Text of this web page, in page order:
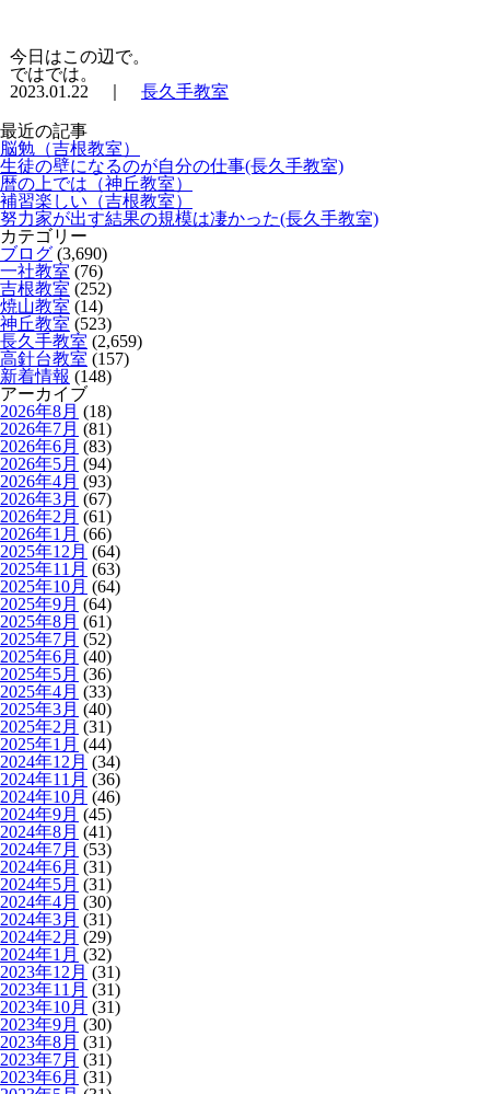
今日はこの辺で。
ではでは。
2023.01.22 ｜ 長久手教室
最近の記事
脳勉（吉根教室）
生徒の壁になるのが自分の仕事(長久手教室)
暦の上では（神丘教室）
補習楽しい（吉根教室）
努力家が出す結果の規模は凄かった(長久手教室)
カテゴリー
ブログ (3,690)
一社教室 (76)
吉根教室 (252)
焼山教室 (14)
神丘教室 (523)
長久手教室 (2,659)
高針台教室 (157)
新着情報 (148)
アーカイブ
2026年8月 (18)
2026年7月 (81)
2026年6月 (83)
2026年5月 (94)
2026年4月 (93)
2026年3月 (67)
2026年2月 (61)
2026年1月 (66)
2025年12月 (64)
2025年11月 (63)
2025年10月 (64)
2025年9月 (64)
2025年8月 (61)
2025年7月 (52)
2025年6月 (40)
2025年5月 (36)
2025年4月 (33)
2025年3月 (40)
2025年2月 (31)
2025年1月 (44)
2024年12月 (34)
2024年11月 (36)
2024年10月 (46)
2024年9月 (45)
2024年8月 (41)
2024年7月 (53)
2024年6月 (31)
2024年5月 (31)
2024年4月 (30)
2024年3月 (31)
2024年2月 (29)
2024年1月 (32)
2023年12月 (31)
2023年11月 (31)
2023年10月 (31)
2023年9月 (30)
2023年8月 (31)
2023年7月 (31)
2023年6月 (31)